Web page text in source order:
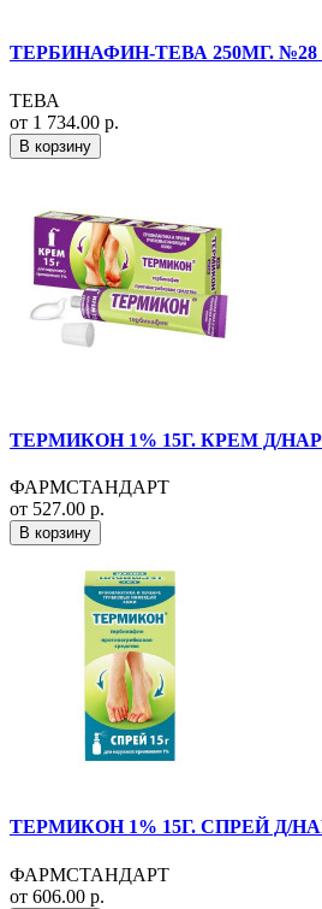
ТЕРБИНАФИН-ТЕВА 250МГ. №28
ТЕВА
от 1 734.00 р.
В корзину
ТЕРМИКОН 1% 15Г. КРЕМ Д/
ФАРМСТАНДАРТ
от 527.00 р.
В корзину
ТЕРМИКОН 1% 15Г. СПРЕЙ Д/
ФАРМСТАНДАРТ
от 606.00 р.